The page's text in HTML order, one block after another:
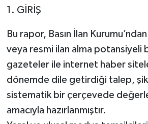
1. GİRİŞ
Bu rapor, Basın İlan
veya resmi ilan alma potansiyeli
gazeteler ile internet haber
dönemde dile getirdiği talep,
sistematik bir çerçevede
amacıyla hazırlanmıştır.